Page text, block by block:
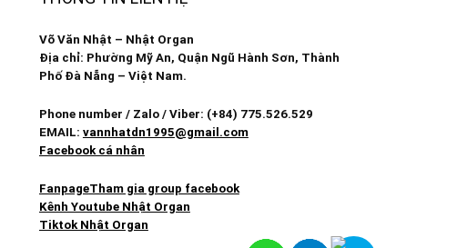
Võ Văn Nhật – Nhật Organ
Địa chỉ: Phường Mỹ An, Quận Ngũ Hành Sơn, Thành
Phố Đà Nẵng – Việt Nam.
Phone number / Zalo / Viber: (+84) 775.526.529
EMAIL: vannhatdn1995@gmail.com
Facebook cá nhân
FanpageTham gia group facebook
Kênh Youtube Nhật Organ
Tiktok Nhật Organ